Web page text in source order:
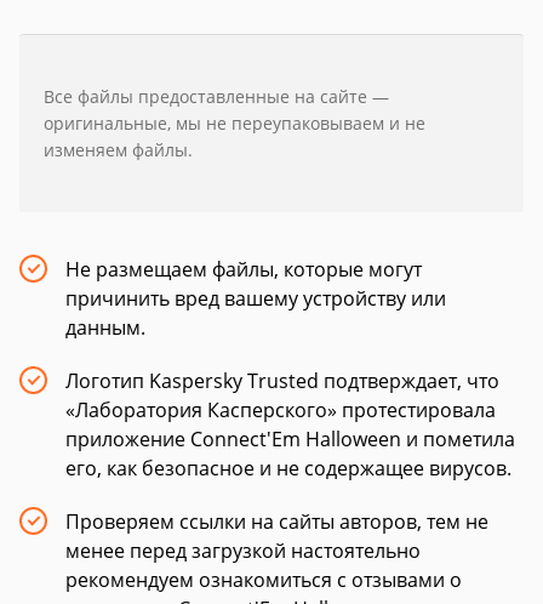
Все файлы предоставленные на сайте —
оригинальные, мы не переупаковываем и не
изменяем файлы.
Не размещаем файлы, которые могут
причинить вред вашему устройству или
данным.
Логотип Kaspersky Trusted подтверждает, что
«Лаборатория Касперского» протестировала
приложение Connect'Em Halloween и пометила
его, как безопасное и не содержащее вирусов.
Проверяем ссылки на сайты авторов, тем не
менее перед загрузкой настоятельно
рекомендуем ознакомиться с отзывами о